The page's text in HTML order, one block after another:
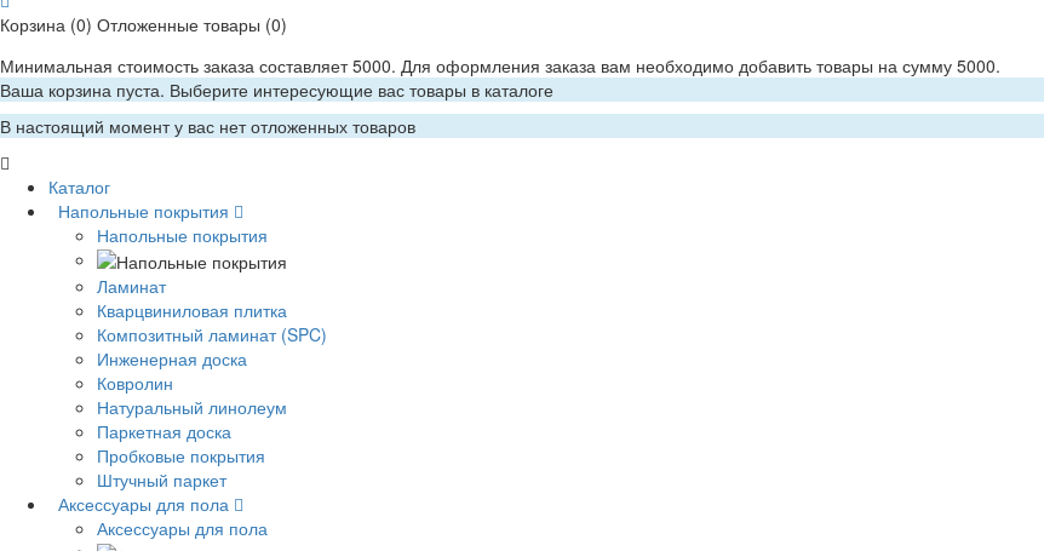
Корзина (0) Отложенные товары (0)
Минимальная стоимость заказа составляет 5000. Для оформления заказа вам необходимо добавить товары на сумму 5000.
Ваша корзина пуста. Выберите интересующие вас товары в каталоге
В настоящий момент у вас нет отложенных товаров
Каталог
Напольные покрытия
Напольные покрытия
Ламинат
Кварцвиниловая плитка
Композитный ламинат (SPC)
Инженерная доска
Ковролин
Натуральный линолеум
Паркетная доска
Пробковые покрытия
Штучный паркет
Аксессуары для пола
Аксессуары для пола